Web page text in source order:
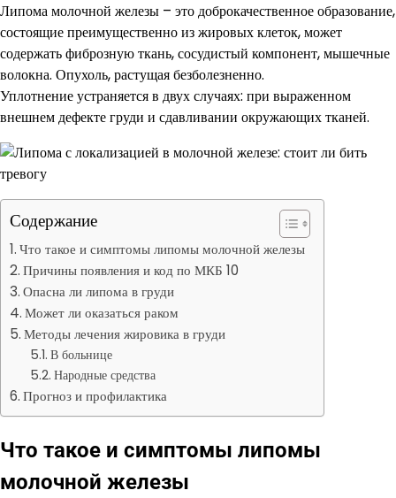
Липома молочной железы – это доброкачественное образование,
состоящие преимущественно из жировых клеток, может
содержать фиброзную ткань, сосудистый компонент, мышечные
волокна. Опухоль, растущая безболезненно.
Уплотнение устраняется в двух случаях: при выраженном
внешнем дефекте груди и сдавливании окружающих тканей.
Содержание
Что такое и симптомы липомы молочной железы
Причины появления и код по МКБ 10
Опасна ли липома в груди
Может ли оказаться раком
Методы лечения жировика в груди
В больнице
Народные средства
Прогноз и профилактика
Что такое и симптомы липомы
молочной железы